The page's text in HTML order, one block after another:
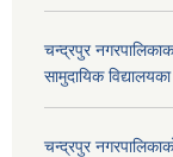
चन्द्रपुर
सामुदायिक
चन्द्रपुर